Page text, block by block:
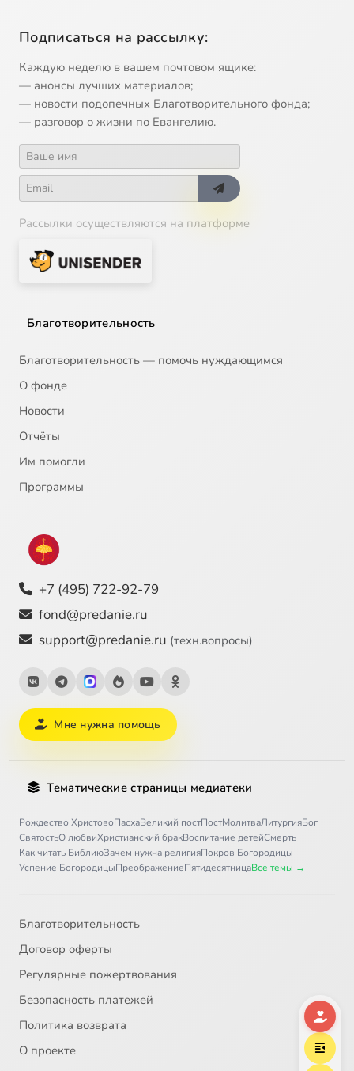
Подписаться на рассылку:
Каждую неделю в вашем почтовом ящике:
— анонсы лучших материалов;
— новости подопечных Благотворительного фонда;
— разговор о жизни по Евангелию.
Рассылки осуществляются на платформе
Благотворительность
Благотворительность — помочь нуждающимся
О фонде
Новости
Отчёты
Им помогли
Программы
+7 (495) 722-92-79
fond@predanie.ru
support@predanie.ru (техн.вопросы)
Мне нужна помощь
Тематические страницы медиатеки
Рождество ХристовоПасхаВеликий постПостМолитваЛитургияБог
СвятостьО любвиХристианский бракВоспитание детейСмерть
Как читать БиблиюЗачем нужна религияПокров Богородицы
Успение БогородицыПреображениеПятидесятницаВсе темы →
Благотворительность
Договор оферты
Регулярные пожертвования
Безопасность платежей
Политика возврата
О проекте